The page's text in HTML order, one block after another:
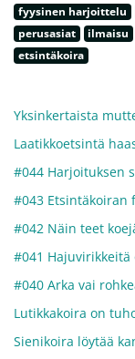
fyysinen harjoittelu
perusasiat
ilmaisu
etsintäkoira
Yksinkertaista
Laatikkoetsintä
#044 Harjoituksen
#043 Etsintäkoiran
#042 Näin teet
#041
#040 Arka vai
Lutikkakoira on
Sienikoira löytää